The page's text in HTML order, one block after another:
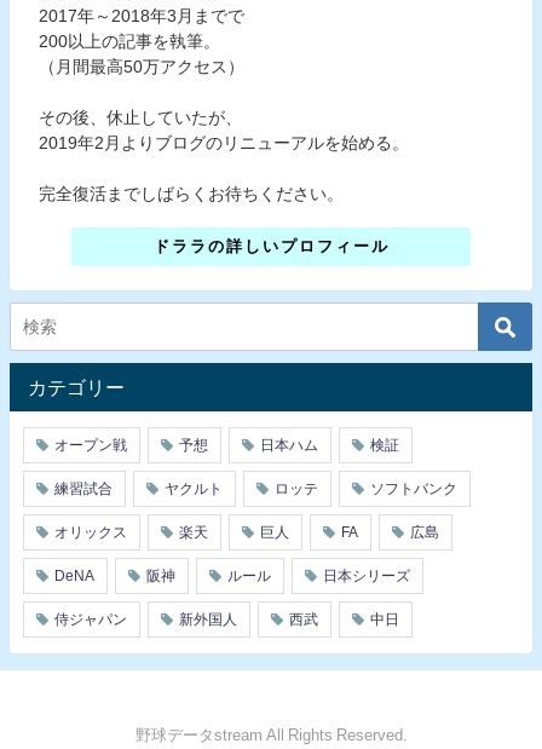
2017年～2018年3月までで
200以上の記事を執筆。
（月間最高50万アクセス）
その後、休止していたが、
2019年2月よりブログのリニューアルを始める。
完全復活までしばらくお待ちください。
ドララの詳しいプロフィール
カテゴリー
オープン戦 予想 日本ハム 検証
練習試合 ヤクルト ロッテ ソフトバンク
オリックス 楽天 巨人 FA 広島
DeNA 阪神 ルール 日本シリーズ
侍ジャパン 新外国人 西武 中日
野球データstream All Rights Reserved.